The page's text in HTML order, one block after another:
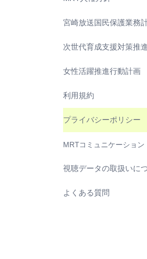
宮崎放送国民保護業務
次世代育成支援対策推
女性活躍推進行動計画
利用規約
プライバシーポリシー
MRTコミュニケーション
視聴データの取扱いに
よくある質問